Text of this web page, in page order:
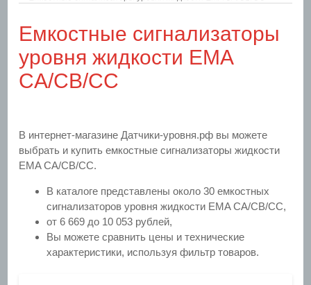
Емкостные сигнализаторы
уровня жидкости EMA
CA/CB/CC
В интернет-магазине Датчики-уровня.рф вы можете
выбрать и купить емкостные сигнализаторы жидкости
EMA CA/CB/CC.
В каталоге представлены около 30 емкостных
сигнализаторов уровня жидкости EMA CA/CB/CC,
от 6 669 до 10 053 рублей,
Вы можете сравнить цены и технические
характеристики, используя фильтр товаров.